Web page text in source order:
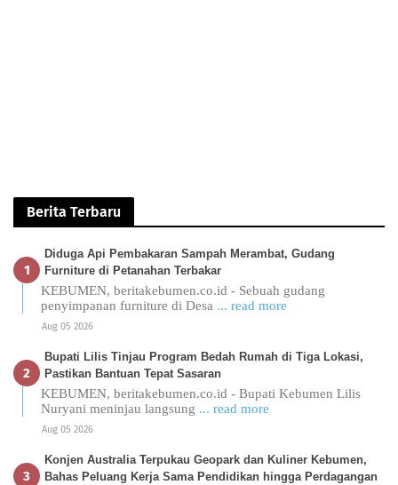
Berita Terbaru
Diduga Api Pembakaran Sampah Merambat, Gudang
Furniture di Petanahan Terbakar
KEBUMEN, beritakebumen.co.id - Sebuah gudang
penyimpanan furniture di Desa ... read more
Aug 05 2026
Bupati Lilis Tinjau Program Bedah Rumah di Tiga Lokasi,
Pastikan Bantuan Tepat Sasaran
KEBUMEN, beritakebumen.co.id - Bupati Kebumen Lilis
Nuryani meninjau langsung ... read more
Aug 05 2026
Konjen Australia Terpukau Geopark dan Kuliner Kebumen,
Bahas Peluang Kerja Sama Pendidikan hingga Perdagangan